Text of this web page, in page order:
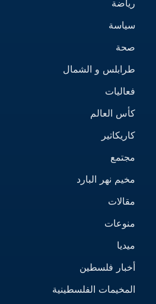
رياضة
سياسة
صحة
طرابلس و الشمال
فعاليات
كأس العالم
كاريكاتير
مجتمع
مخيم نهر البارد
مقالات
منوعات
ميديا
أخبار فلسطين
المخيمات الفلسطينية